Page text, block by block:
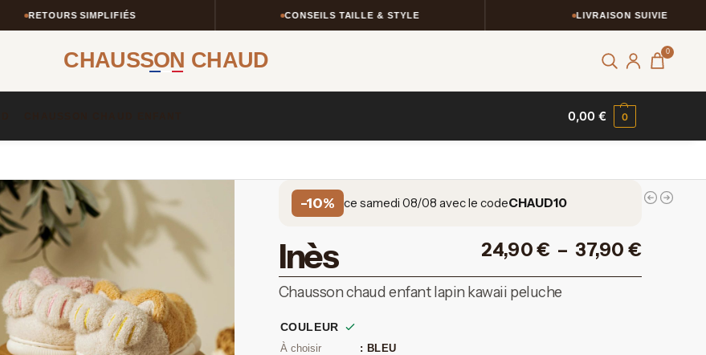
RETOURS SIMPLIFIÉS CONSEILS TAILLE & STYLE LIVRAISON SUIVIE
CHAUSSON CHAUD 0
0,00€ 0
-10% ce samedi 08/08 avec le codeCHAUD10
Inès 24,90€ – 37,90 €
Chausson chaud enfant lapin kawaii peluche
COULEUR
: BLEU